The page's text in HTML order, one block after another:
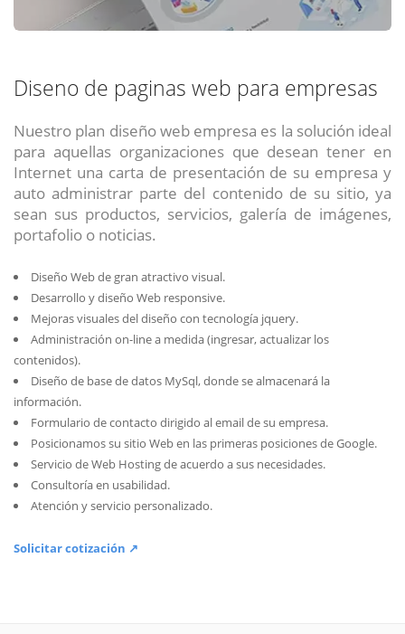
Diseno de paginas web para empresas
Nuestro plan diseño web empresa es la solución ideal
para aquellas organizaciones que desean tener en
Internet una carta de presentación de su empresa y
auto administrar parte del contenido de su sitio, ya
sean sus productos, servicios, galería de imágenes,
portafolio o noticias.
Diseño Web de gran atractivo visual.
Desarrollo y diseño Web responsive.
Mejoras visuales del diseño con tecnología jquery.
Administración on-line a medida (ingresar, actualizar los
contenidos).
Diseño de base de datos MySql, donde se almacenará la
información.
Formulario de contacto dirigido al email de su empresa.
Posicionamos su sitio Web en las primeras posiciones de Google.
Servicio de Web Hosting de acuerdo a sus necesidades.
Consultoría en usabilidad.
Atención y servicio personalizado.
Solicitar cotización ↗